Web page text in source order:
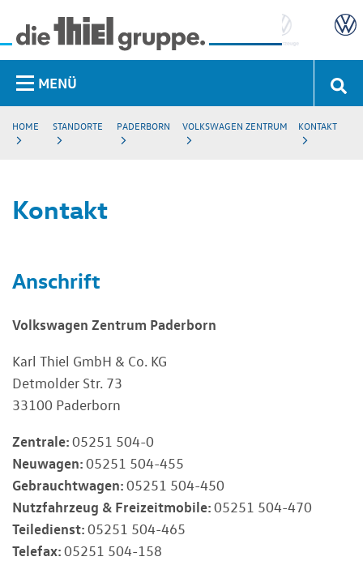
MENÜ
HOME STANDORTE PADERBORN VOLKSWAGEN ZENTRUM KONTAKT
Kontakt
Anschrift
Volkswagen Zentrum Paderborn
Karl Thiel GmbH & Co. KG
Detmolder Str. 73
33100 Paderborn
Zentrale:05251 504-0
Neuwagen:05251 504-455
Gebrauchtwagen:05251 504-450
Nutzfahrzeug & Freizeitmobile:05251 504-470
Teiledienst:05251 504-465
Telefax:05251 504-158